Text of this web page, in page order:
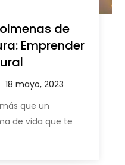
de
Emprender
que un
de vida que te